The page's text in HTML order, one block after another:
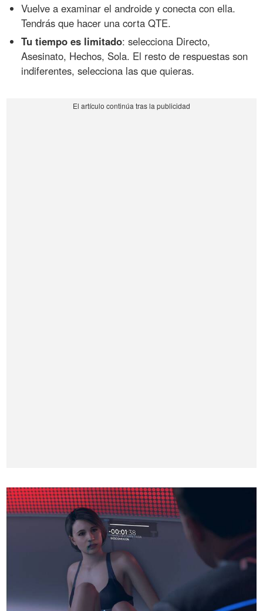
Vuelve a examinar el androide y conecta con ella.
Tendrás que hacer una corta QTE.
Tu tiempo es limitado: selecciona Directo,
Asesinato, Hechos, Sola. El resto de respuestas son
indiferentes, selecciona las que quieras.